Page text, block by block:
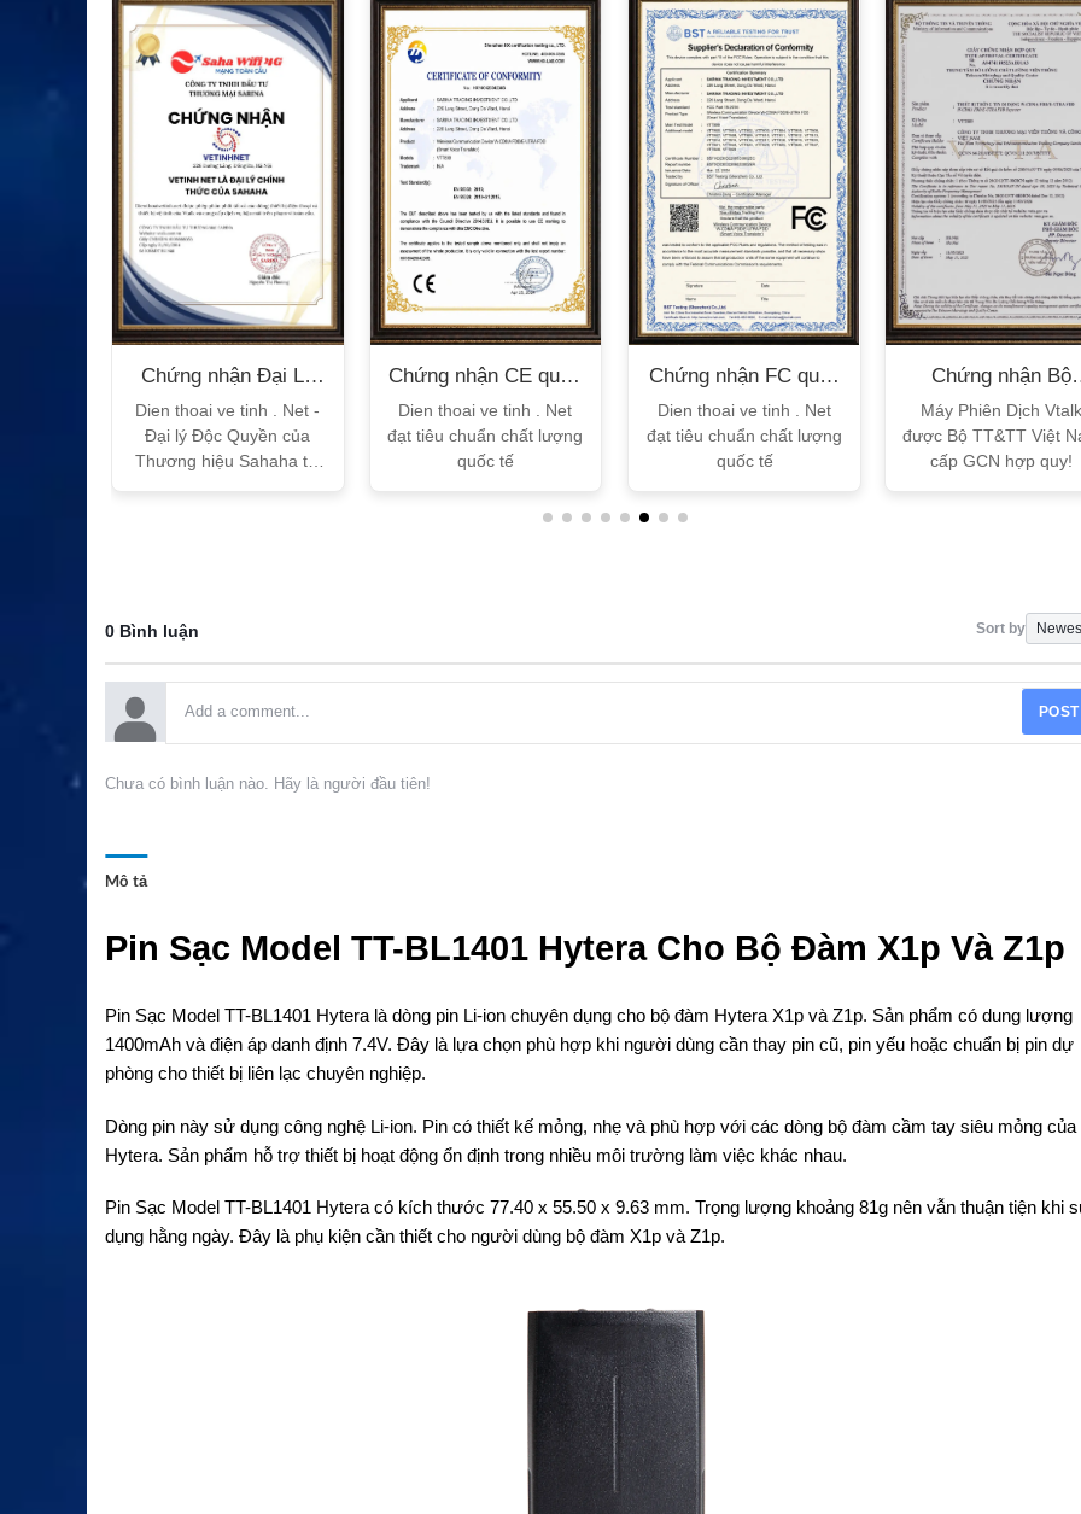
Chứng nhận Đại Lý
Sahaha
Dien thoai ve tinh . Net -
Đại lý Độc Quyền của
Thương hiệu Sahaha tại
Chứng nhận CE quốc
tế
Dien thoai ve tinh . Net
đạt tiêu chuẩn chất lượng
quốc tế
Chứng nhận FC quốc
tế
Dien thoai ve tinh . Net
đạt tiêu chuẩn chất lượng
quốc tế
Chứng nhận Bộ
TT&TT
Máy Phiên Dịch
được Bộ TT&TT Việt
cấp GCN hợp quy!
0 Bình luận Sort by
POST
Chưa có bình luận nào. Hãy là người đầu tiên!
Mô tả
Pin Sạc Model TT-BL1401 Hytera Cho Bộ Đàm X1p Và Z1p
Pin Sạc Model TT-BL1401 Hytera là dòng pin Li-ion chuyên dụng cho bộ đàm Hytera X1p và Z1p. Sản phẩm có dung lượng
1400mAh và điện áp danh định 7.4V. Đây là lựa chọn phù hợp khi người dùng cần thay pin cũ, pin yếu hoặc chuẩn bị pin dự
phòng cho thiết bị liên lạc chuyên nghiệp.
Dòng pin này sử dụng công nghệ Li-ion. Pin có thiết kế mỏng, nhẹ và phù hợp với các dòng bộ đàm cầm tay siêu mỏng của
Hytera. Sản phẩm hỗ trợ thiết bị hoạt động ổn định trong nhiều môi trường làm việc khác nhau.
Pin Sạc Model TT-BL1401 Hytera có kích thước 77.40 x 55.50 x 9.63 mm. Trọng lượng khoảng 81g nên vẫn thuận tiện khi
dụng hằng ngày. Đây là phụ kiện cần thiết cho người dùng bộ đàm X1p và Z1p.
XEM CHI TIẾT XEM CHI TIẾT XEM CHI TIẾT